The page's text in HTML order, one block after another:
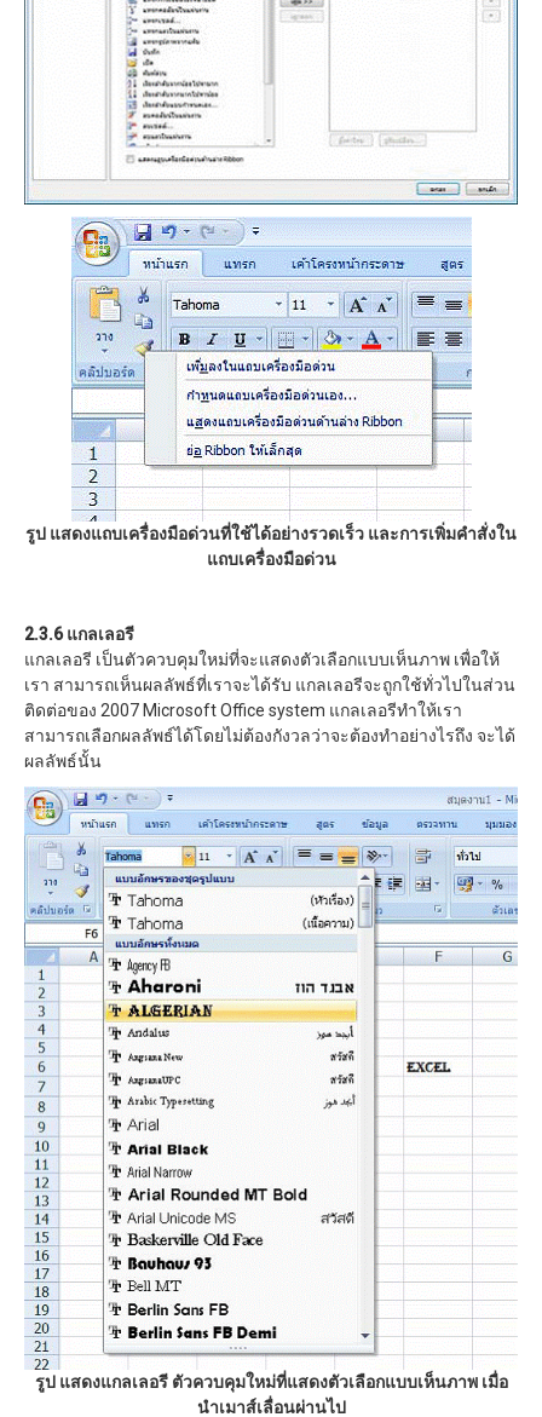
รูป แสดงแถบเครื่องมือด่วนที่ใช้ได้อย่างรวดเร็ว และการเพิ่มคำสั่งใน
แถบเครื่องมือด่วน
2.3.6 แกลเลอรี
แกลเลอรี เป็นตัวควบคุมใหม่ที่จะแสดงตัวเลือกแบบเห็นภาพ เพื่อให้
เรา สามารถเห็นผลลัพธ์ที่เราจะได้รับ แกลเลอรีจะถูกใช้ทั่วไปในส่วน
ติดต่อของ 2007 Microsoft Office system แกลเลอรีทำให้เรา
สามารถเลือกผลลัพธ์ได้โดยไม่ต้องกังวลว่าจะต้องทำอย่างไรถึง จะได้
ผลลัพธ์นั้น
รูป แสดงแกลเลอรี ตัวควบคุมใหม่ที่แสดงตัวเลือกแบบเห็นภาพ เมื่อ
นำเมาส์เลื่อนผ่านไป